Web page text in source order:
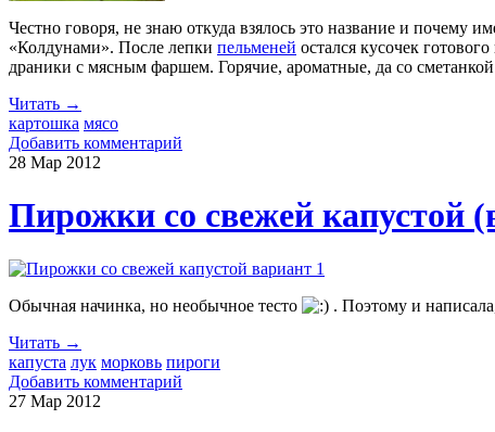
Честно говоря, не знаю откуда взялось это название и
«Колдунами». После лепки пельменей остался кусочек
драники с мясным фаршем. Горячие, ароматные, да со
Читать →
картошка мясо
Добавить комментарий
28 Мар 2012
Пирожки со свежей капустой
Обычная начинка, но необычное тесто
. Поэтому и
Читать →
капуста лук морковь пироги
Добавить комментарий
27 Мар 2012